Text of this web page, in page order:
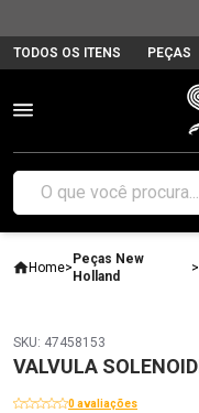
TODOS OS ITENS PEÇAS
Home>
Peças New
Holland
>
SKU: 47458153
VALVULA
0 avaliações